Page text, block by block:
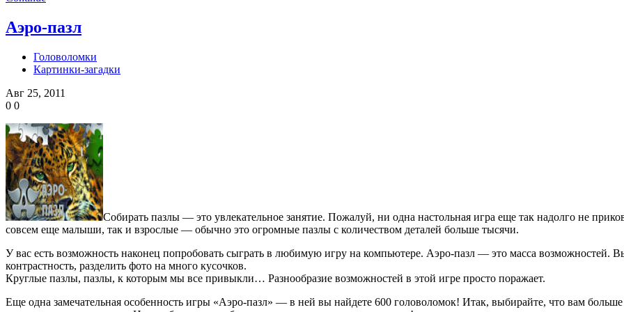
Аэро-пазл
Головоломки
Картинки-загадки
Авг 25, 2011
0 0
Собирать пазлы — это увлекательное занятие. Пожалуй, ни одна настольная игра еще так надолго не
совсем еще малыши, так и взрослые — обычно это огромные пазлы с количеством деталей больше тысячи.
У вас есть возможность наконец попробовать сыграть в любимую игру на компьютере. Аэро-пазл — это масса возможностей.
контрастность, разделить фото на много кусочков.
Круглые пазлы, пазлы, к которым мы все привыкли… Разнообразие возможностей в этой игре просто поражает.
Еще одна замечательная особенность игры «Аэро-пазл» — в ней вы найдете 600 головоломок! Итак, выбирайте, что вам